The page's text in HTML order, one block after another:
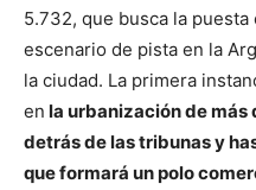
5.732, que busca la
escenario de pista en la
la ciudad. La primera
en la urbanización de más
detrás de las tribunas y
que formará un polo